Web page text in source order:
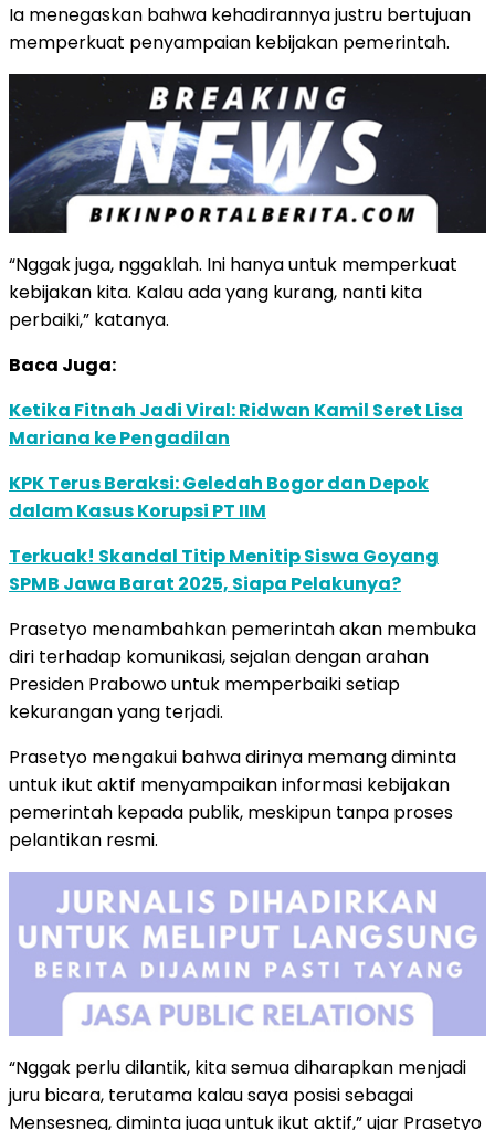
Ia menegaskan bahwa kehadirannya justru bertujuan
memperkuat penyampaian kebijakan pemerintah.
“Nggak juga, nggaklah. Ini hanya untuk memperkuat
kebijakan kita. Kalau ada yang kurang, nanti kita
perbaiki,” katanya.
Baca Juga:
Ketika Fitnah Jadi Viral: Ridwan Kamil Seret Lisa
Mariana ke Pengadilan
KPK Terus Beraksi: Geledah Bogor dan Depok
dalam Kasus Korupsi PT IIM
Terkuak! Skandal Titip Menitip Siswa Goyang
SPMB Jawa Barat 2025, Siapa Pelakunya?
Prasetyo menambahkan pemerintah akan membuka
diri terhadap komunikasi, sejalan dengan arahan
Presiden Prabowo untuk memperbaiki setiap
kekurangan yang terjadi.
Prasetyo mengakui bahwa dirinya memang diminta
untuk ikut aktif menyampaikan informasi kebijakan
pemerintah kepada publik, meskipun tanpa proses
pelantikan resmi.
“Nggak perlu dilantik, kita semua diharapkan menjadi
juru bicara, terutama kalau saya posisi sebagai
Mensesneg, diminta juga untuk ikut aktif,” ujar Prasetyo